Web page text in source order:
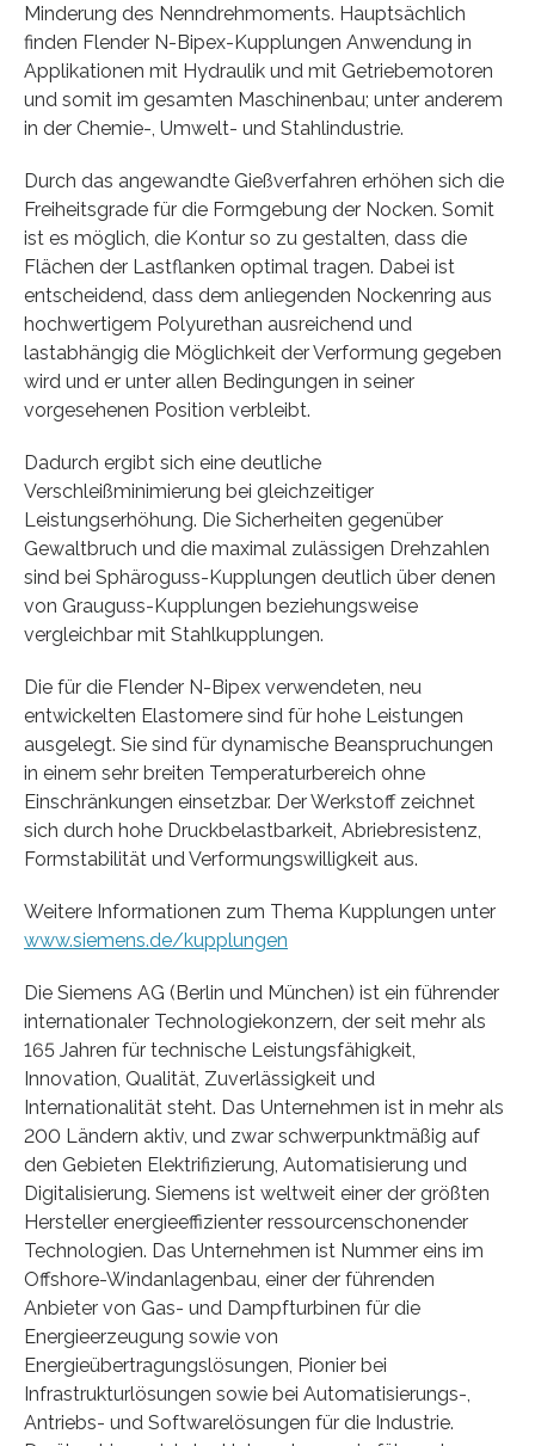
Minderung des Nenndrehmoments. Hauptsächlich
finden Flender N-Bipex-Kupplungen Anwendung in
Applikationen mit Hydraulik und mit Getriebemotoren
und somit im gesamten Maschinenbau; unter anderem
in der Chemie-, Umwelt- und Stahlindustrie.
Durch das angewandte Gießverfahren erhöhen sich die
Freiheitsgrade für die Formgebung der Nocken. Somit
ist es möglich, die Kontur so zu gestalten, dass die
Flächen der Lastflanken optimal tragen. Dabei ist
entscheidend, dass dem anliegenden Nockenring aus
hochwertigem Polyurethan ausreichend und
lastabhängig die Möglichkeit der Verformung gegeben
wird und er unter allen Bedingungen in seiner
vorgesehenen Position verbleibt.
Dadurch ergibt sich eine deutliche
Verschleißminimierung bei gleichzeitiger
Leistungserhöhung. Die Sicherheiten gegenüber
Gewaltbruch und die maximal zulässigen Drehzahlen
sind bei Sphäroguss-Kupplungen deutlich über denen
von Grauguss-Kupplungen beziehungsweise
vergleichbar mit Stahlkupplungen.
Die für die Flender N-Bipex verwendeten, neu
entwickelten Elastomere sind für hohe Leistungen
ausgelegt. Sie sind für dynamische Beanspruchungen
in einem sehr breiten Temperaturbereich ohne
Einschränkungen einsetzbar. Der Werkstoff zeichnet
sich durch hohe Druckbelastbarkeit, Abriebresistenz,
Formstabilität und Verformungswilligkeit aus.
Weitere Informationen zum Thema Kupplungen unter
www.siemens.de/kupplungen
Die Siemens AG (Berlin und München) ist ein führender
internationaler Technologiekonzern, der seit mehr als
165 Jahren für technische Leistungsfähigkeit,
Innovation, Qualität, Zuverlässigkeit und
Internationalität steht. Das Unternehmen ist in mehr als
200 Ländern aktiv, und zwar schwerpunktmäßig auf
den Gebieten Elektrifizierung, Automatisierung und
Digitalisierung. Siemens ist weltweit einer der größten
Hersteller energieeffizienter ressourcenschonender
Technologien. Das Unternehmen ist Nummer eins im
Offshore-Windanlagenbau, einer der führenden
Anbieter von Gas- und Dampfturbinen für die
Energieerzeugung sowie von
Energieübertragungslösungen, Pionier bei
Infrastrukturlösungen sowie bei Automatisierungs-,
Antriebs- und Softwarelösungen für die Industrie.